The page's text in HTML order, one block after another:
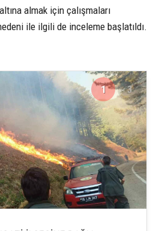
almak için çalışmaları
ile ilgili de inceleme başlatıldı.
1 3